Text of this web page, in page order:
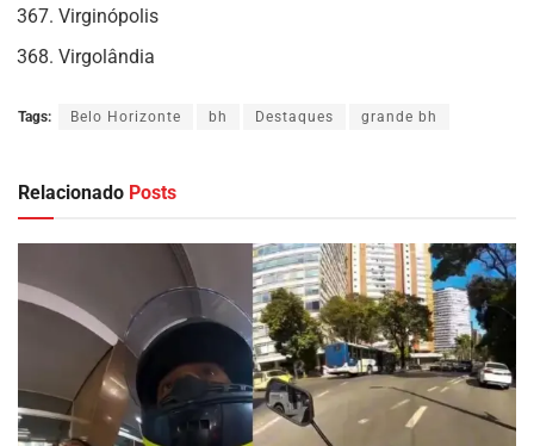
Virginópolis
Virgolândia
Tags: Belo Horizonte bh Destaques grande bh
Relacionado Posts